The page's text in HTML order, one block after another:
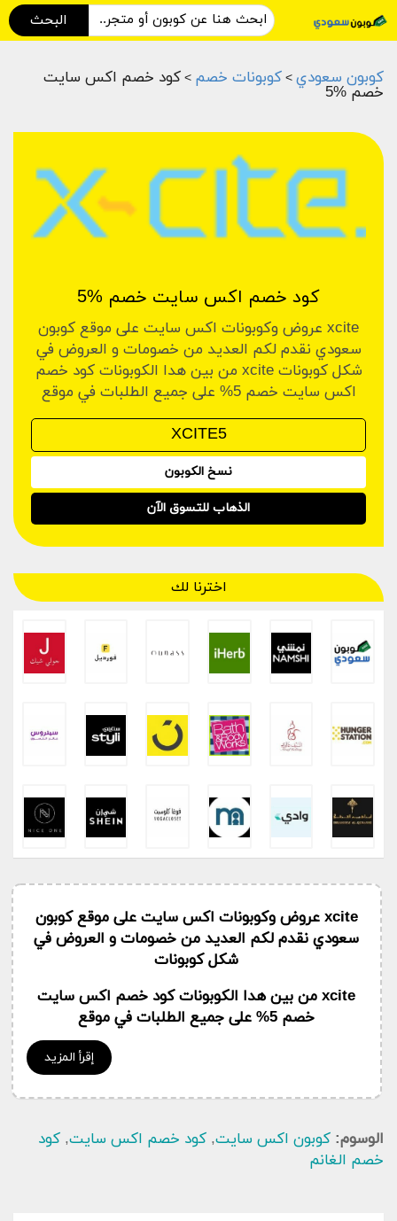
البحث
كوبون سعودي > كوبونات خصم > كود خصم اكس سايت
خصم %5
كود خصم اكس سايت خصم %5
xcite عروض وكوبونات اكس سايت على موقع كوبون
سعودي نقدم لكم العديد من خصومات و العروض في
شكل كوبونات xcite من بين هدا الكوبونات كود خصم
اكس سايت خصم 5% على جميع الطلبات في موقع
نسخ الكوبون
الذهاب للتسوق الآن
اخترنا لك
إقرأ المزيد
xcite عروض وكوبونات اكس سايت على موقع كوبون
سعودي نقدم لكم العديد من خصومات و العروض في
شكل كوبونات
xcite من بين هدا الكوبونات كود خصم اكس سايت
خصم 5% على جميع الطلبات في موقع
الوسوم: كوبون اكس سايت, كود خصم اكس سايت, كود
خصم الغانم